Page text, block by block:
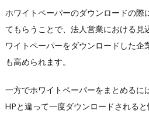
ホワイトペーパーのダウンロードの際
てもらうことで、法人営業における見
ワイトペーパーをダウンロードした企
も高められます。
一方でホワイトペーパーをまとめるに
HPと違って一度ダウンロードされる